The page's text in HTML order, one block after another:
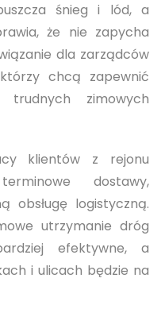
śnieg i lód, a
że nie zapycha
dla zarządców
chcą zapewnić
trudnych zimowych
klientów z rejonu
dostawy,
obsługę logistyczną.
utrzymanie dróg
efektywne, a
i ulicach będzie na